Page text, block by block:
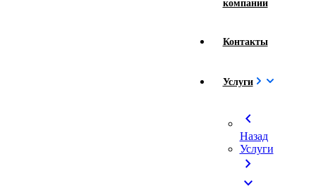
компании
Контакты
Услуги
chevron_left
Назад
Услуги
chevron_right
expand_more